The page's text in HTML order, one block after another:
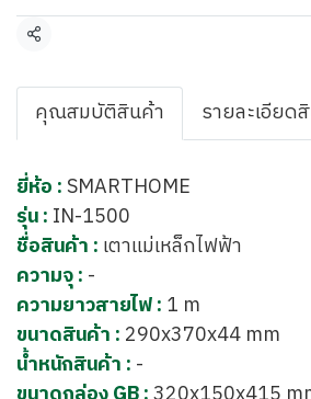
แชร์
คุณสมบัติสินค้า รายละเอียด
ยี่ห้อ :SMARTHOME
รุ่น : IN-1500
ชื่อสินค้า : เตาแม่เหล็กไฟฟ้า
ความจุ : -
ความยาวสายไฟ : 1 m
ขนาดสินค้า : 290x370x44 mm
น้ำหนักสินค้า : -